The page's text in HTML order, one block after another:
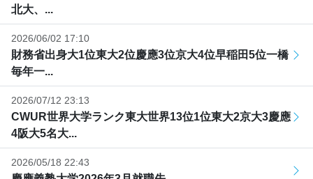
北大、...
2026/06/02 17:10
財務省出身大1位東大2位慶應3位京大4位早稲田5位一橋
毎年一...
2026/07/12 23:13
CWUR世界大学ランク東大世界13位1位東大2京大3慶應
4阪大5名大...
2026/05/18 22:43